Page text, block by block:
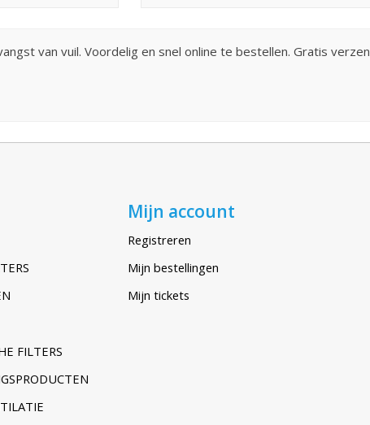
van vuil. Voordelig en snel online te bestellen. Gratis
FILTERS
Mijn account
Registreren
Mijn bestellingen
Mijn tickets